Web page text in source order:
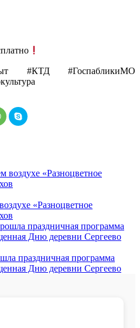
#КТД #ГоспабликиМО
«Разноцветное
праздничная программа
Дню деревни Сергеево